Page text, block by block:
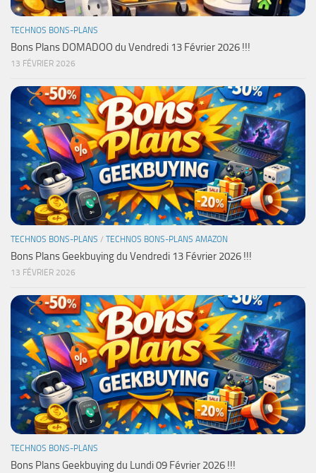
TECHNOS BONS-PLANS
Bons Plans DOMADOO du Vendredi 13 Février 2026 !!!
13 FÉVRIER 2026
TECHNOS BONS-PLANS / TECHNOS BONS-PLANS AMAZON
Bons Plans Geekbuying du Vendredi 13 Février 2026 !!!
13 FÉVRIER 2026
TECHNOS BONS-PLANS
Bons Plans Geekbuying du Lundi 09 Février 2026 !!!